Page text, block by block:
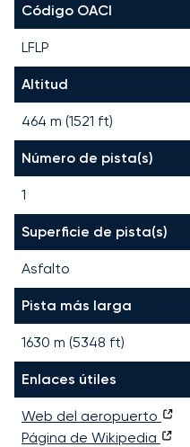
Código OACI
LFLP
Altitud
464 m (1521 ft)
Número de pista(s)
1
Superficie de pista(s)
Asfalto
Pista más larga
1630 m (5348 ft)
Enlaces útiles
Web del aeropuerto
Página de Wikipedia